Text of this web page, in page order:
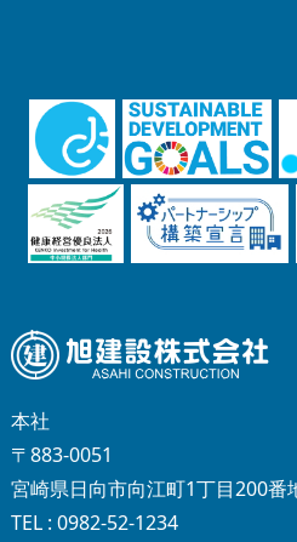
本社
〒883-0051
宮崎県日向市向江町1丁目200番
TEL : 0982-52-1234